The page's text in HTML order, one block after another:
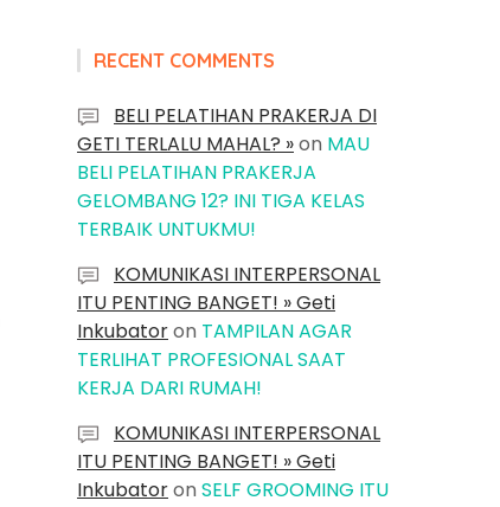
RECENT COMMENTS
BELI PELATIHAN PRAKERJA DI
GETI TERLALU MAHAL? »on MAU
BELI PELATIHAN PRAKERJA
GELOMBANG 12? INI TIGA KELAS
TERBAIK UNTUKMU!
KOMUNIKASI INTERPERSONAL
ITU PENTING BANGET! » Geti
Inkubatoron TAMPILAN AGAR
TERLIHAT PROFESIONAL SAAT
KERJA DARI RUMAH!
KOMUNIKASI INTERPERSONAL
ITU PENTING BANGET! » Geti
Inkubatoron SELF GROOMING ITU